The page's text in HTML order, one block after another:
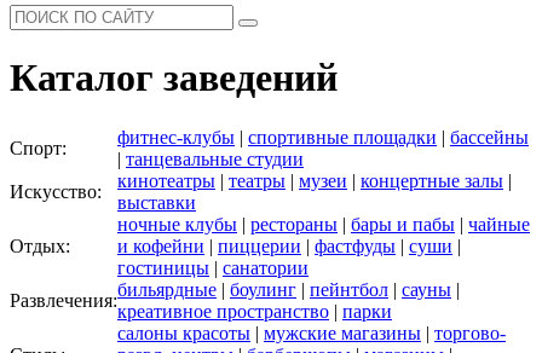
Каталог заведений
Спорт:
фитнес-клубы | спортивные площадки | бассейны
| танцевальные студии
Искусство:
кинотеатры | театры | музеи | концертные залы |
выставки
Отдых:
ночные клубы | рестораны | бары и пабы | чайные
и кофейни | пиццерии | фастфуды | суши |
гостиницы | санатории
Развлечения:
бильярдные | боулинг | пейнтбол | сауны |
креативное пространство | парки
салоны красоты | мужские магазины | торгово-